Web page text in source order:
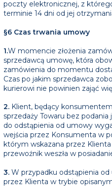
poczty elektronicznej, z
terminie 14 dni od jej
§6 Czas trwania umowy
1.W momencie złożenia
sprzedawcą umowę, która
zamówienia do momentu
Czas po jakim sprzedawca
kurierowi nie powinien zająć
2. Klient, będący
sprzedaży Towaru bez
do odstąpienia od umowy
wejścia przez Konsumenta w
którym wskazana przez
przewoźnik weszła w
3. W przypadku odstąpienia
przez Klienta w trybie